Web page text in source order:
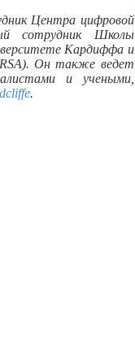
Центра цифровой
сотрудник Школы
Кардиффа и
Он также ведет
и учеными,
.